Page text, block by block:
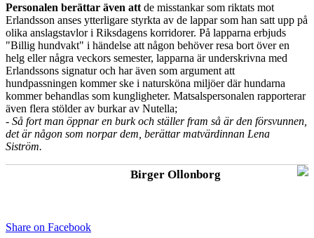
Personalen berättar även att de misstankar som riktats mot
Erlandsson anses ytterligare styrkta av de lappar som han satt upp på
olika anslagstavlor i Riksdagens korridorer. På lapparna erbjuds
"Billig hundvakt" i händelse att någon behöver resa bort över en
helg eller några veckors semester, lapparna är underskrivna med
Erlandssons signatur och har även som argument att
hundpassningen kommer ske i natursköna miljöer där hundarna
kommer behandlas som kungligheter. Matsalspersonalen rapporterar
även flera stölder av burkar av Nutella;
- Så fort man öppnar en burk och ställer fram så är den försvunnen,
det är någon som norpar dem, berättar matvärdinnan Lena
Siström.
Birger Ollonborg
Share on Facebook